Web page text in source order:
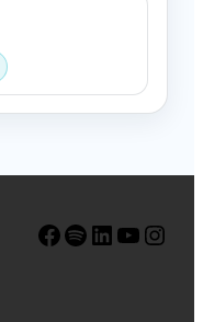
Facebook Spotify LinkedIn YouTube Instagram